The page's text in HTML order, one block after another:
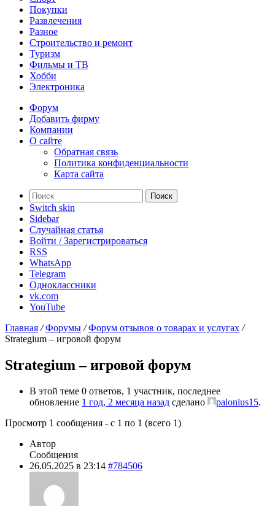
Покупки
Развлечения
Разное
Строительство и ремонт
Туризм
Фильмы и ТВ
Хобби
Электроника
Форум
Добавить фирму
Компании
О сайте
Обратная связь
Политика конфиденциальности
Карта сайта
Поиск
Switch skin
Sidebar
Случайная статья
Войти / Зарегистрироваться
RSS
WhatsApp
Telegram
Одноклассники
vk.com
YouTube
Главная / Форумы / Форум отзывов о товарах и услугах /
Strategium – игровой форум
Strategium – игровой форум
В этой теме 0 ответов, 1 участник, последнее
обновление 1 год, 2 месяца назад сделано palonius15.
Просмотр 1 сообщения - с 1 по 1 (всего 1)
Автор
Сообщения
26.05.2025 в 23:14 #784506